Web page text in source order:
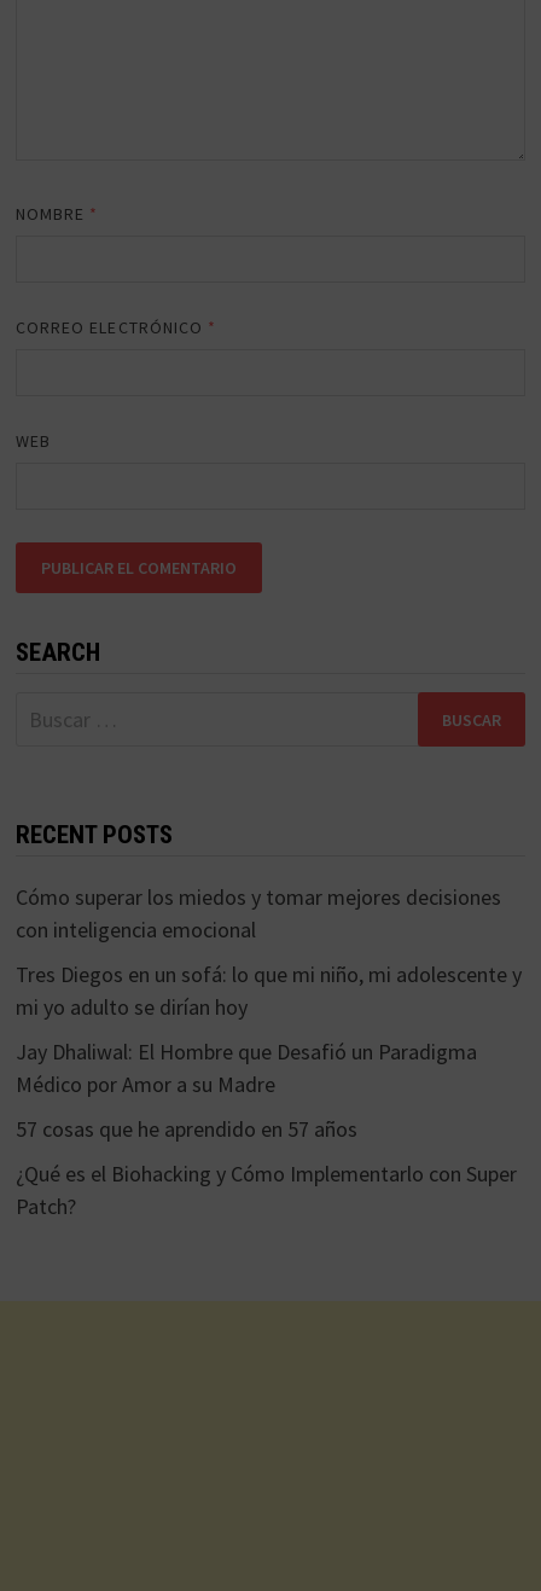
NOMBRE *
CORREO ELECTRÓNICO *
WEB
SEARCH
Buscar:
RECENT POSTS
Cómo superar los miedos y tomar mejores decisiones
con inteligencia emocional
Tres Diegos en un sofá: lo que mi niño, mi adolescente y
mi yo adulto se dirían hoy
Jay Dhaliwal: El Hombre que Desafió un Paradigma
Médico por Amor a su Madre
57 cosas que he aprendido en 57 años
¿Qué es el Biohacking y Cómo Implementarlo con Super
Patch?